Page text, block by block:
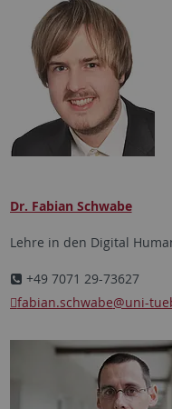
Dr. Fabian Schwabe
Lehre in den Digital
+49 7071 29-73627
fabian.schwabe@uni-